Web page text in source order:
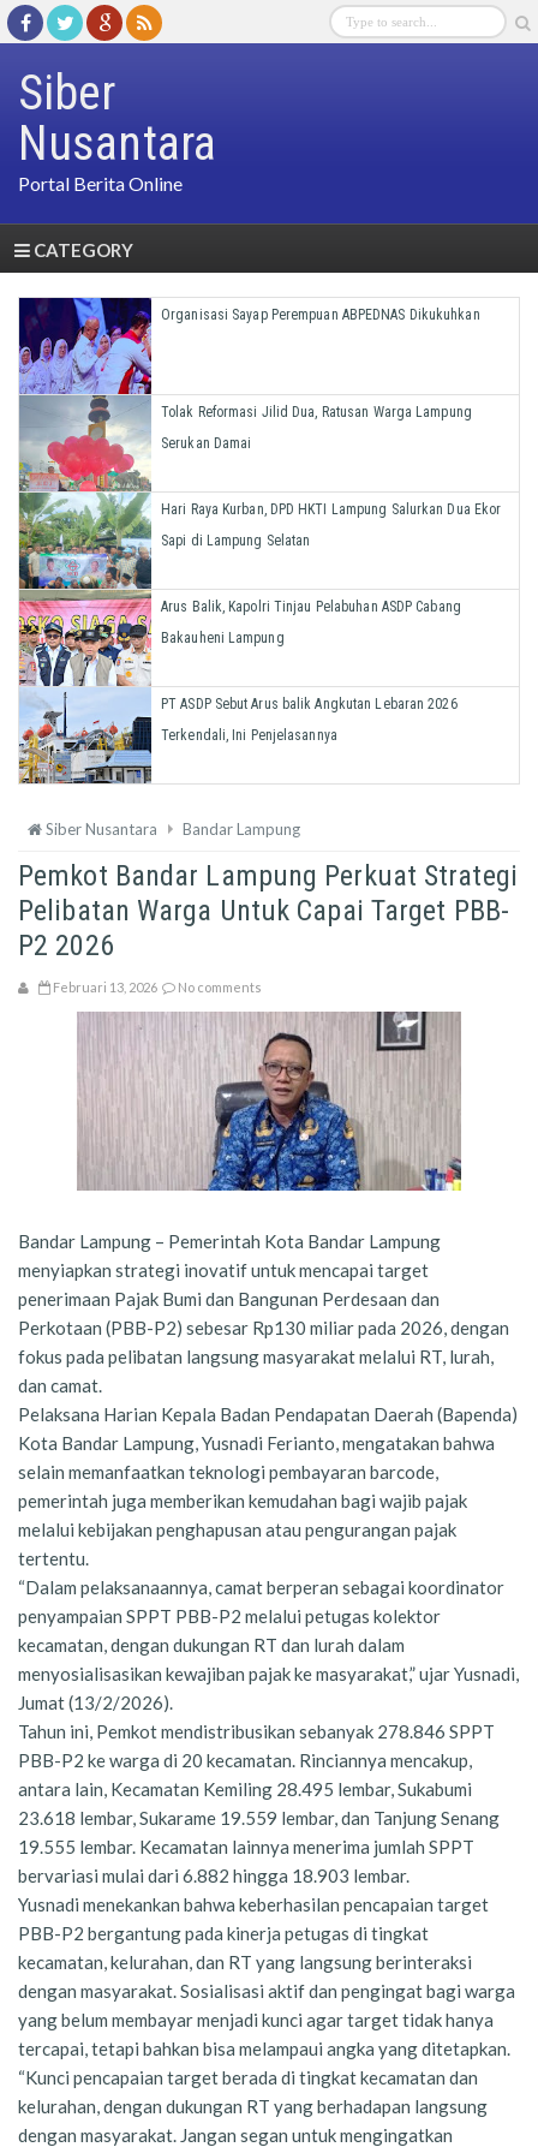
Siber
Nusantara
Portal Berita Online
CATEGORY
Organisasi Sayap Perempuan ABPEDNAS Dikukuhkan
Tolak Reformasi Jilid Dua, Ratusan Warga Lampung
Serukan Damai
Hari Raya Kurban, DPD HKTI Lampung Salurkan Dua Ekor
Sapi di Lampung Selatan
Arus Balik, Kapolri Tinjau Pelabuhan ASDP Cabang
Bakauheni Lampung
PT ASDP Sebut Arus balik Angkutan Lebaran 2026
Terkendali, Ini Penjelasannya
Siber Nusantara Bandar Lampung
Pemkot Bandar Lampung Perkuat Strategi
Pelibatan Warga Untuk Capai Target PBB-
P2 2026
Februari 13, 2026 No comments
Bandar Lampung – Pemerintah Kota Bandar Lampung
menyiapkan strategi inovatif untuk mencapai target
penerimaan Pajak Bumi dan Bangunan Perdesaan dan
Perkotaan (PBB-P2) sebesar Rp130 miliar pada 2026, dengan
fokus pada pelibatan langsung masyarakat melalui RT, lurah,
dan camat.
Pelaksana Harian Kepala Badan Pendapatan Daerah (Bapenda)
Kota Bandar Lampung, Yusnadi Ferianto, mengatakan bahwa
selain memanfaatkan teknologi pembayaran barcode,
pemerintah juga memberikan kemudahan bagi wajib pajak
melalui kebijakan penghapusan atau pengurangan pajak
tertentu.
“Dalam pelaksanaannya, camat berperan sebagai koordinator
penyampaian SPPT PBB-P2 melalui petugas kolektor
kecamatan, dengan dukungan RT dan lurah dalam
menyosialisasikan kewajiban pajak ke masyarakat,” ujar Yusnadi,
Jumat (13/2/2026).
Tahun ini, Pemkot mendistribusikan sebanyak 278.846 SPPT
PBB-P2 ke warga di 20 kecamatan. Rinciannya mencakup,
antara lain, Kecamatan Kemiling 28.495 lembar, Sukabumi
23.618 lembar, Sukarame 19.559 lembar, dan Tanjung Senang
19.555 lembar. Kecamatan lainnya menerima jumlah SPPT
bervariasi mulai dari 6.882 hingga 18.903 lembar.
Yusnadi menekankan bahwa keberhasilan pencapaian target
PBB-P2 bergantung pada kinerja petugas di tingkat
kecamatan, kelurahan, dan RT yang langsung berinteraksi
dengan masyarakat. Sosialisasi aktif dan pengingat bagi warga
yang belum membayar menjadi kunci agar target tidak hanya
tercapai, tetapi bahkan bisa melampaui angka yang ditetapkan.
“Kunci pencapaian target berada di tingkat kecamatan dan
kelurahan, dengan dukungan RT yang berhadapan langsung
dengan masyarakat. Jangan segan untuk mengingatkan